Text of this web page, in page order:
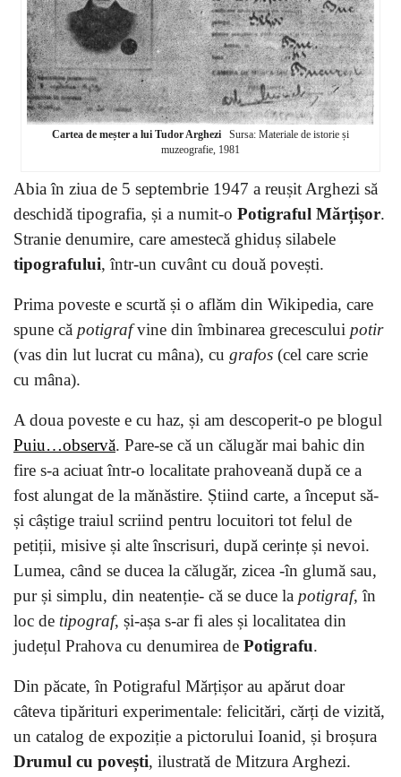
Cartea de meșter a lui Tudor ArgheziSursa: Materiale de istorie și
muzeografie, 1981
Abia în ziua de 5 septembrie 1947 a reușit Arghezi să
deschidă tipografia, și a numit-o Potigraful Mărțișor.
Stranie denumire, care amestecă ghiduș silabele
tipografului, într-un cuvânt cu două povești.
Prima poveste e scurtă și o aflăm din Wikipedia, care
spune că potigrafvine din îmbinarea grecescului potir
(vas din lut lucrat cu mâna), cu grafos (cel care scrie
cu mâna).
A doua poveste e cu haz, și am descoperit-o pe blogul
Puiu…observă. Pare-se că un călugăr mai bahic din
fire s-a aciuat într-o localitate prahoveană după ce a
fost alungat de la mănăstire. Știind carte, a început să-
și câștige traiul scriind pentru locuitori tot felul de
petiții, misive și alte înscrisuri, după cerințe și nevoi.
Lumea, când se ducea la călugăr, zicea -în glumă sau,
pur și simplu, din neatenție- că se duce la potigraf, în
loc de tipograf, și-așa s-ar fi ales și localitatea din
județul Prahova cu denumirea de Potigrafu.
Din păcate, în Potigraful Mărțișor au apărut doar
câteva tipărituri experimentale: felicitări, cărți de vizită,
un catalog de expoziție a pictorului Ioanid, și broșura
Drumul cu povești, ilustrată de Mitzura Arghezi.